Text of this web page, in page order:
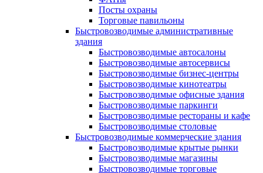
Посты охраны
Торговые павильоны
Быстровозводимые административные
здания
Быстровозводимые автосалоны
Быстровозводимые автосервисы
Быстровозводимые бизнес-центры
Быстровозводимые кинотеатры
Быстровозводимые офисные здания
Быстровозводимые паркинги
Быстровозводимые рестораны и кафе
Быстровозводимые столовые
Быстровозводимые коммерческие здания
Быстровозводимые крытые рынки
Быстровозводимые магазины
Быстровозводимые торговые